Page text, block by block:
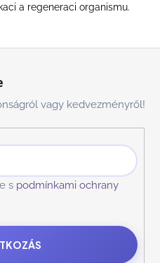
a regeneraci organismu.
vagy kedvezményről!
s podmínkami ochrany